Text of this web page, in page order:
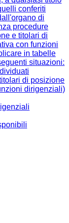
conferiti
di
procedure
e titolari di
con funzioni
in tabelle
situazioni:
di posizione
dirigenziali)